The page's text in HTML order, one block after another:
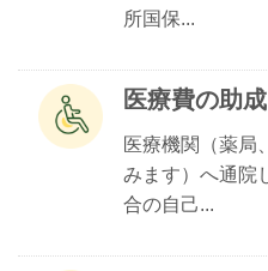
所国保...
医療費の助成
医療機関（薬局
みます）へ通院
合の自己...